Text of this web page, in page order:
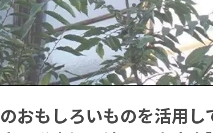
おもしろいものを活用